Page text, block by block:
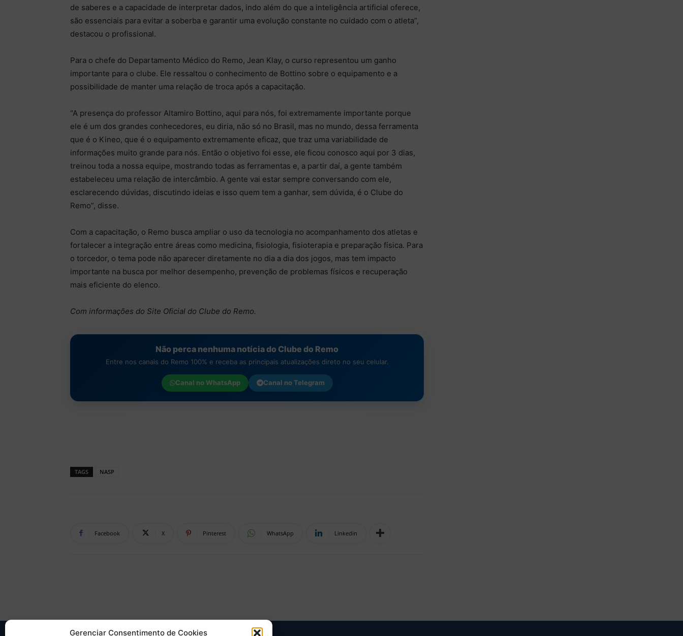
Gerenciar Consentimento de Cookies
de saberes e a capacidade de interpretar dados, indo além do que a inteligência artificial oferece,
são essenciais para evitar a soberba e garantir uma evolução constante no cuidado com o atleta”,
destacou o profissional.
Para o chefe do Departamento Médico do Remo, Jean Klay, o curso representou um ganho
importante para o clube. Ele ressaltou o conhecimento de Bottino sobre o equipamento e a
possibilidade de manter uma relação de troca após a capacitação.
“A presença do professor Altamiro Bottino, aqui para nós, foi extremamente importante porque
ele é um dos grandes conhecedores, eu diria, não só no Brasil, mas no mundo, dessa ferramenta
que é o Kineo, que é o equipamento extremamente eficaz, que traz uma variabilidade de
informações muito grande para nós. Então o objetivo foi esse, ele ficou conosco aqui por 3 dias,
treinou toda a nossa equipe, mostrando todas as ferramentas e, a partir daí, a gente também
estabeleceu uma relação de intercâmbio. A gente vai estar sempre conversando com ele,
esclarecendo dúvidas, discutindo ideias e isso quem tem a ganhar, sem dúvida, é o Clube do
Remo”, disse.
Com a capacitação, o Remo busca ampliar o uso da tecnologia no acompanhamento dos atletas e
fortalecer a integração entre áreas como medicina, fisiologia, fisioterapia e preparação física. Para
o torcedor, o tema pode não aparecer diretamente no dia a dia dos jogos, mas tem impacto
importante na busca por melhor desempenho, prevenção de problemas físicos e recuperação
mais eficiente do elenco.
Com informações do Site Oficial do Clube do Remo.
Não perca nenhuma notícia do Clube do Remo
Entre nos canais do Remo 100% e receba as principais atualizações direto no seu celular.
Canal noWhatsApp Canal noTelegram
TAGS NASP
Facebook X Pinterest WhatsApp Linkedin